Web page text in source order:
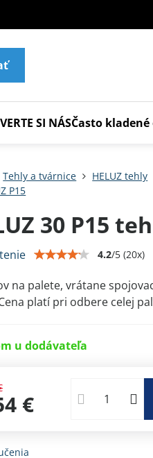
SI NÁSČasto
Tehly a tvárnice HELUZ tehly
P15
30 P15
4.2/5 (20x)
na palete, vrátane
platí pri odbere celej
u dodávateľa
€